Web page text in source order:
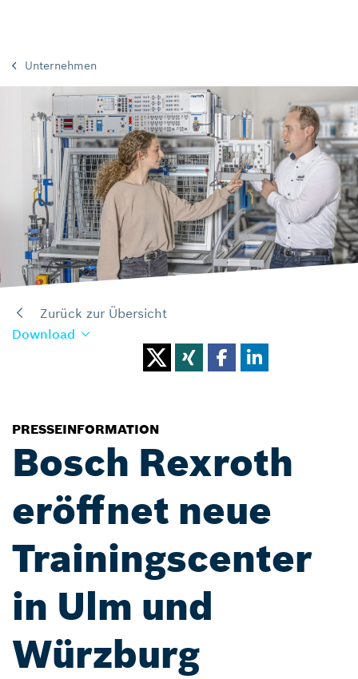
Unternehmen
Zurück zur Übersicht
Download
PRESSEINFORMATION
Bosch Rexroth
eröffnet neue
Trainingscenter
in Ulm und
Würzburg